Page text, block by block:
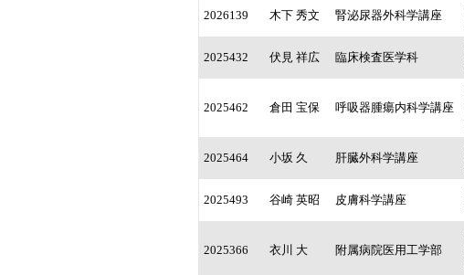
2026139 木下 秀文 腎泌尿器外科学講座
2025432 伏見 祥広 臨床検査医学科
2025462 倉田 宝保 呼吸器腫瘍内科学講座
2025464 小坂 久 肝臓外科学講座
2025493 谷崎 英昭 皮膚科学講座
2025366 衣川 大 附属病院医用工学部